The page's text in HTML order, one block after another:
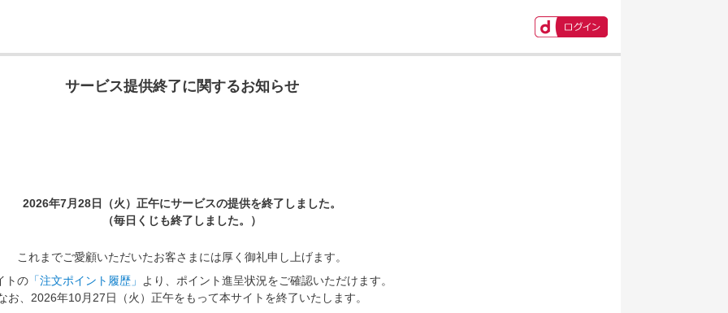
サービス提供終了に関するお知らせ
2026年7月28日（火）正午にサービスの提供を終了しました。
（毎日くじも終了しました。）
これまでご愛顧いただいたお客さまには厚く御礼申し上げます。
トの 「注文ポイント履歴」
より、ポイント進呈状況をご確認いただけます。
お、2026年10月27日（火）正午をもって本サイトを終了いたします。